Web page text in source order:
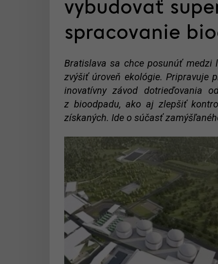
vybudovať
spracovanie
Bratislava sa chce posunúť
zvýšiť úroveň ekológie. Pripravuje
inovatívny závod dotrieďovania
z bioodpadu, ako aj zlepšiť
získaných. Ide o súčasť